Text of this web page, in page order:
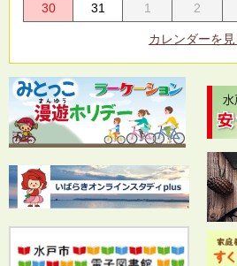
30
31 1 2
カレンダーを見